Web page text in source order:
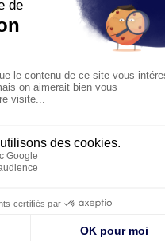
de Jérusalem. Les Laudes –
dérivé du terme latin qui signifie
sont d’abord la prière de
journée pour remercier Dieu du
fait de ce jour nouveau, et le
entier sous son regard. Mais
Résurrection du Seigneur,
nous visiter" (Lc 1,28).